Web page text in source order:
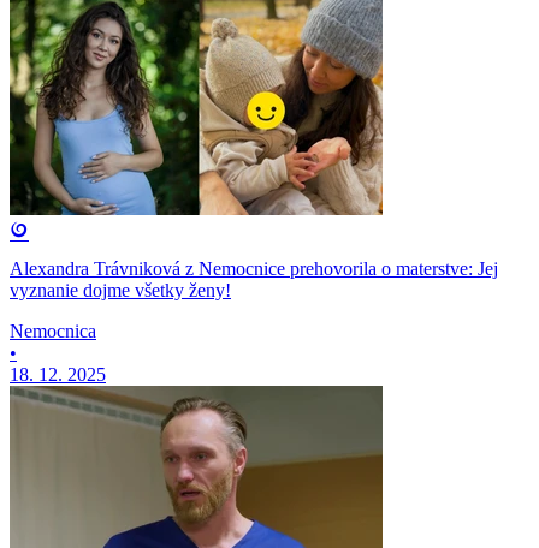
Alexandra Trávniková z Nemocnice prehovorila o materstve: Jej
vyznanie dojme všetky ženy!
Nemocnica
•
18. 12. 2025